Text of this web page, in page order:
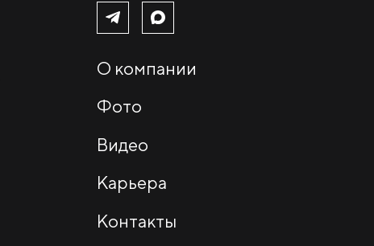
О компании
Фото
Видео
Карьера
Контакты